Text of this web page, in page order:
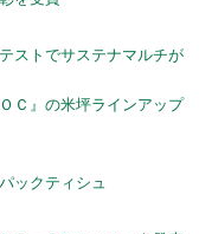
ストでサステナマルチが
Ｃ』の米坪ラインアップ
ックティシュ